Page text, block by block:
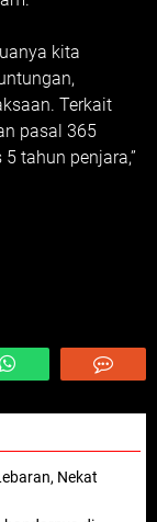
kita
Terkait
pasal 365
tahun penjara,”
Nekat